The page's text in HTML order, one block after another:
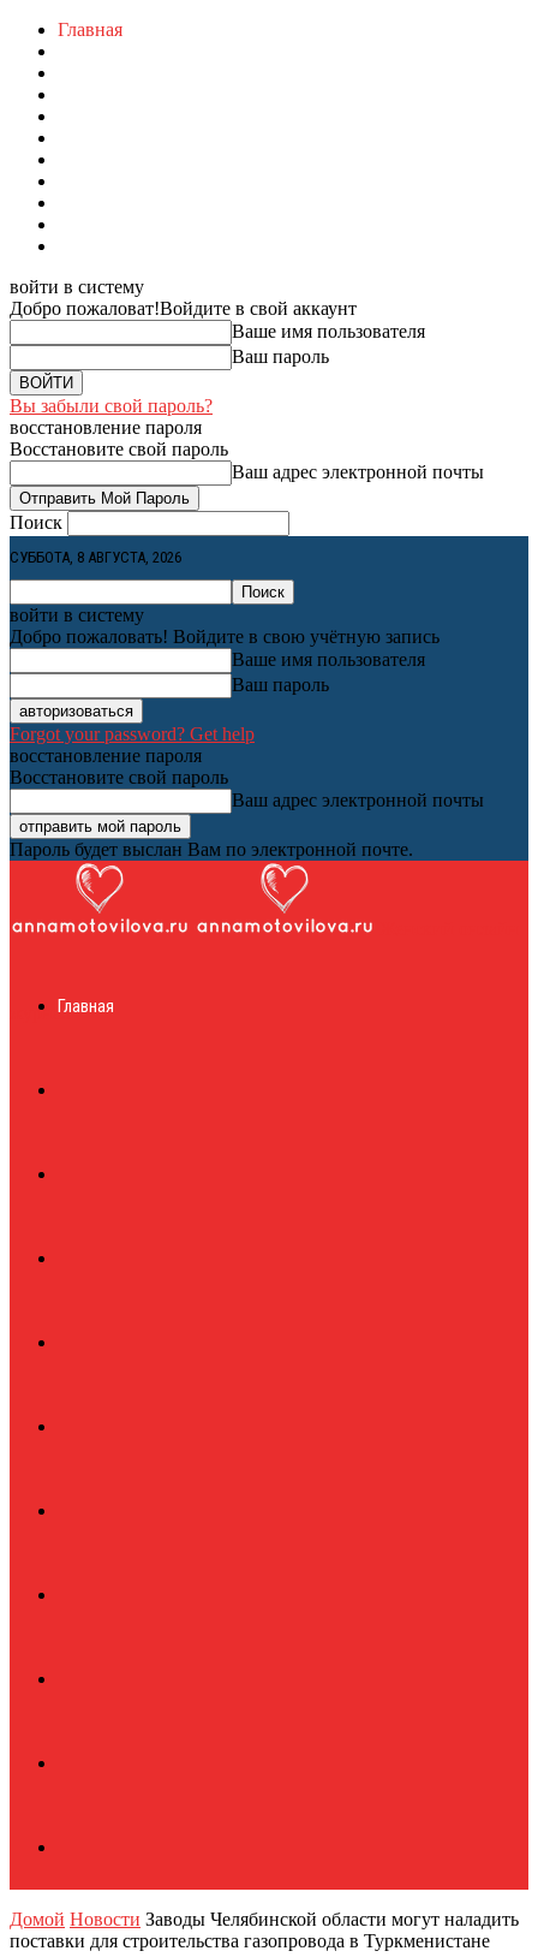
Главная
войти в систему
Добро пожаловат!Войдите в свой аккаунт
Ваше имя пользователя
Ваш пароль
Вы забыли свой пароль?
восстановление пароля
Восстановите свой пароль
Ваш адрес электронной почты
Поиск
СУББОТА, 8 АВГУСТА, 2026
войти в систему
Добро пожаловать! Войдите в свою учётную запись
Ваше имя пользователя
Ваш пароль
Forgot your password? Get help
восстановление пароля
Восстановите свой пароль
Ваш адрес электронной почты
Пароль будет выслан Вам по электронной почте.
журналГлавная
Домой Новости Заводы Челябинской области могут наладить
поставки для строительства газопровода в Туркменистане